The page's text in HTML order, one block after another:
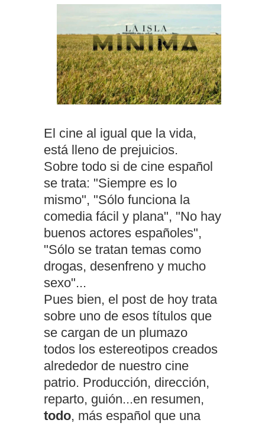
El cine al igual que la vida,
está lleno de prejuicios.
Sobre todo si de cine español
se trata: "Siempre es lo
mismo", "Sólo funciona la
comedia fácil y plana", "No hay
buenos actores españoles",
"Sólo se tratan temas como
drogas, desenfreno y mucho
sexo"...
Pues bien, el post de hoy trata
sobre uno de esos títulos que
se cargan de un plumazo
todos los estereotipos creados
alrededor de nuestro cine
patrio. Producción, dirección,
reparto, guión...en resumen,
todo, más español que una